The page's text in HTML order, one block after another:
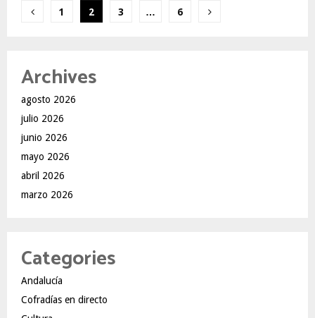
Paginación
entradas
1 2 3 … 6
Archives
agosto 2026
julio 2026
junio 2026
mayo 2026
abril 2026
marzo 2026
Categories
Andalucía
Cofradías en directo